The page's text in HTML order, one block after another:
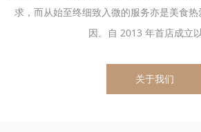
求，而从始至终细致入微的服务亦是美食
因。自 2013 年首店成立
关于我们